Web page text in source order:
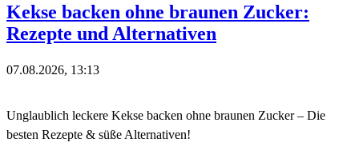
Kekse backen ohne braunen Zucker:
Rezepte und Alternativen
07.08.2026, 13:13
Unglaublich leckere Kekse backen ohne braunen Zucker – Die
besten Rezepte & süße Alternativen!